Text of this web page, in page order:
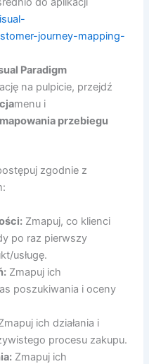
journey-mapping-
Paradigm
na pulpicie, przejdź
menu i
przebiegu
zgodnie z
Zmapuj, co klienci
po raz pierwszy
usługę.
Zmapuj ich
poszukiwania i oceny
ich działania i
procesu zakupu.
Zmapuj ich